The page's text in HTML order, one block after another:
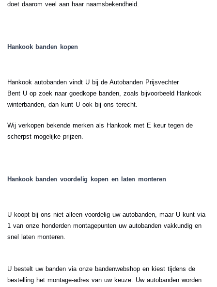
doet daarom veel aan haar naamsbekendheid.
Hankook banden kopen
Hankook autobanden vindt U bij de Autobanden Prijsvechter
Bent U op zoek naar goedkope banden, zoals bijvoorbeeld Hankook
winterbanden, dan kunt U ook bij ons terecht.
Wij verkopen bekende merken als Hankook met E keur tegen de
scherpst mogelijke prijzen.
Hankook banden voordelig kopen en laten monteren
U koopt bij ons niet alleen voordelig uw autobanden, maar U kunt via
1 van onze honderden montagepunten uw autobanden vakkundig en
snel laten monteren.
U bestelt uw banden via onze bandenwebshop en kiest tijdens de
bestelling het montage-adres van uw keuze. Uw autobanden worden